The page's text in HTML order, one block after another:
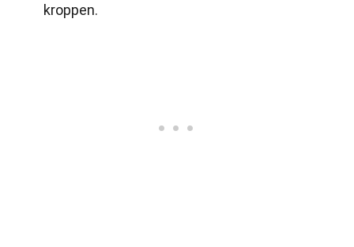
kroppen.